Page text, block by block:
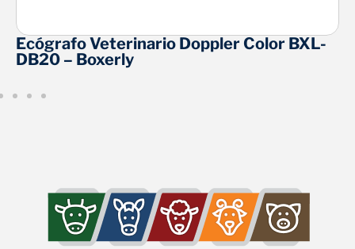
Ecógrafo Veterinario Doppler Color BXL-
DB20 – Boxerly